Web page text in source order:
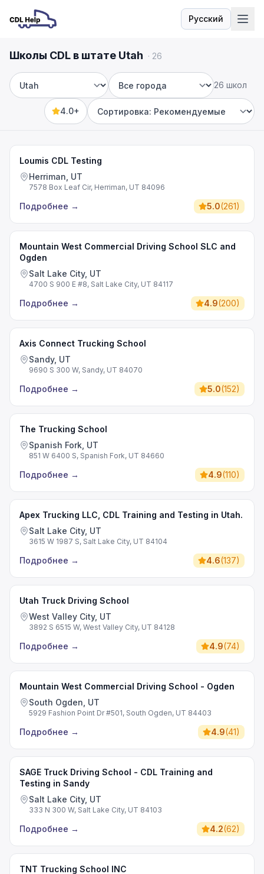
Русский
Язык
Школы CDL в штате Utah · 26
Штат Город
26 школ
4.0+
Sort by
Loumis CDL Testing
Herriman, UT
7578 Box Leaf Cir, Herriman, UT 84096
Подробнее → 5.0(261)
Mountain West Commercial Driving School SLC and
Ogden
Salt Lake City, UT
4700 S 900 E #8, Salt Lake City, UT 84117
Подробнее → 4.9(200)
Axis Connect Trucking School
Sandy, UT
9690 S 300 W, Sandy, UT 84070
Подробнее → 5.0(152)
The Trucking School
Spanish Fork, UT
851 W 6400 S, Spanish Fork, UT 84660
Подробнее → 4.9(110)
Apex Trucking LLC, CDL Training and Testing in Utah.
Salt Lake City, UT
3615 W 1987 S, Salt Lake City, UT 84104
Подробнее → 4.6(137)
Utah Truck Driving School
West Valley City, UT
3892 S 6515 W, West Valley City, UT 84128
Подробнее → 4.9(74)
Mountain West Commercial Driving School - Ogden
South Ogden, UT
5929 Fashion Point Dr #501, South Ogden, UT 84403
Подробнее → 4.9(41)
SAGE Truck Driving School - CDL Training and
Testing in Sandy
Salt Lake City, UT
333 N 300 W, Salt Lake City, UT 84103
Подробнее → 4.2(62)
TNT Trucking School INC